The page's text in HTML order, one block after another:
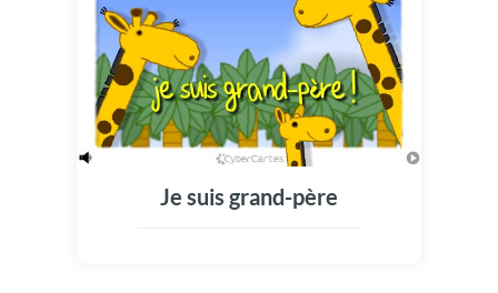
Je suis grand-père